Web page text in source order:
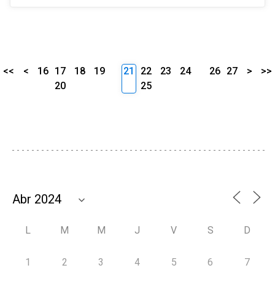
<< < 16 17 18
19
20
21 22 23
24
25
26 27 > >>
L M M J V S D
1 2 3 4 5 6 7